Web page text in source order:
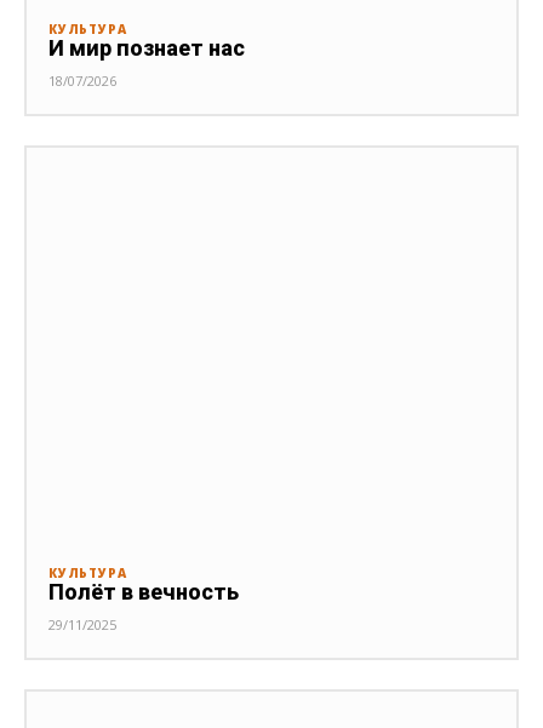
КУЛЬТУРА
И мир познает нас
18/07/2026
КУЛЬТУРА
Полёт в вечность
29/11/2025